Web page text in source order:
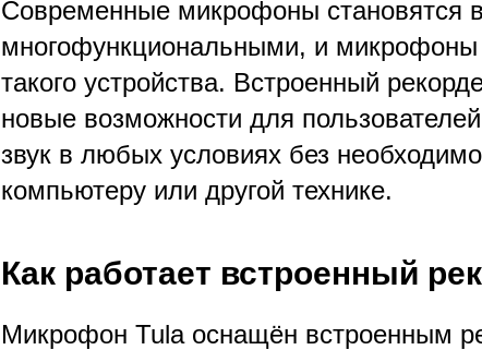
Современные микрофоны становятся
многофункциональными, и
такого устройства. Встроенный
новые возможности для
звук в любых условиях без
компьютеру или другой технике.
Как работает встроенный
Микрофон Tula оснащён встроенным